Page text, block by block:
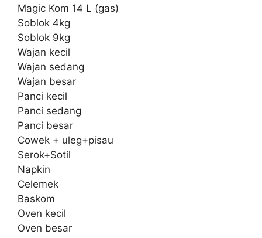
Magic Kom 14 L (gas)
Soblok 4kg
Soblok 9kg
Wajan kecil
Wajan sedang
Wajan besar
Panci kecil
Panci sedang
Panci besar
Cowek + uleg+pisau
Serok+Sotil
Napkin
Celemek
Baskom
Oven kecil
Oven besar